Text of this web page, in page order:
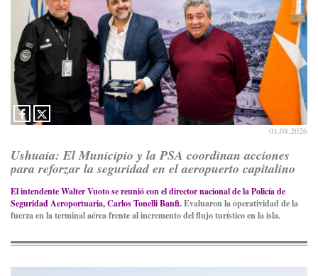
01.08.2026
Ushuaia: El Municipio y la PSA coordinan acciones
para reforzar la seguridad en el aeropuerto capitalino
El intendente Walter Vuoto se reunió con el director nacional de la Policía de
Seguridad Aeroportuaria, Carlos Tonelli Banfi.Evaluaron la operatividad de la
fuerza en la terminal aérea frente al incremento del flujo turístico en la isla.